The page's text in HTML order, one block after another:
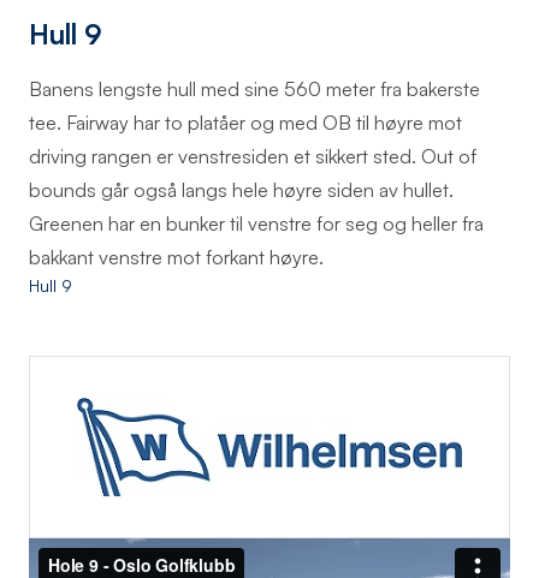
Hull 9
Banens lengste hull med sine 560 meter fra bakerste
tee. Fairway har to platåer og med OB til høyre mot
driving rangen er venstresiden et sikkert sted. Out of
bounds går også langs hele høyre siden av hullet.
Greenen har en bunker til venstre for seg og heller fra
bakkant venstre mot forkant høyre.
Hull 9